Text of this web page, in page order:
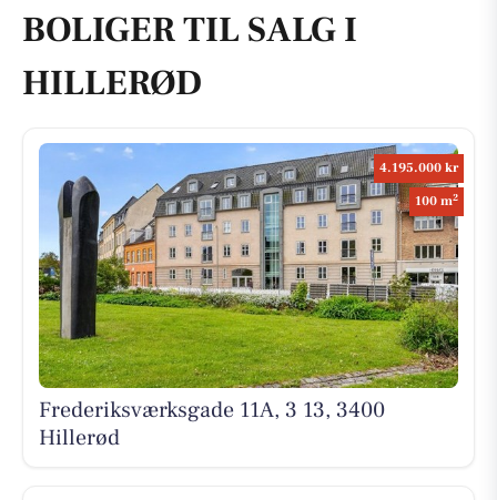
BOLIGER TIL SALG I
HILLERØD
4.195.000 kr
100 m2
Frederiksværksgade 11A, 3 13, 3400
Hillerød